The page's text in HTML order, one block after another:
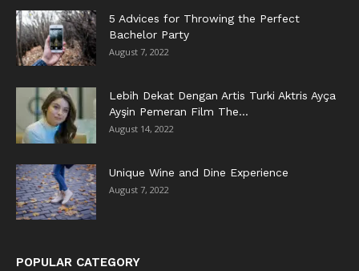
5 Advices for Throwing the Perfect
Bachelor Party
August 7, 2022
Lebih Dekat Dengan Artis Turki Aktris Ayça
Ayşin Pemeran Film The...
August 14, 2022
Unique Wine and Dine Experience
August 7, 2022
POPULAR CATEGORY